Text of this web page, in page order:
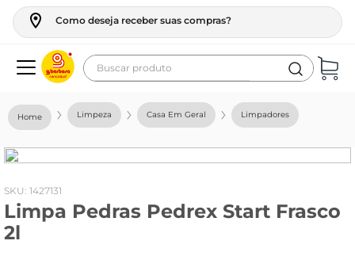
Como deseja receber suas compras?
Buscar produto
Limpeza Casa Em Geral Limpadores
: 1427131
Limpa Pedras Pedrex Start Frasco
2l
geladeira
fogao
café